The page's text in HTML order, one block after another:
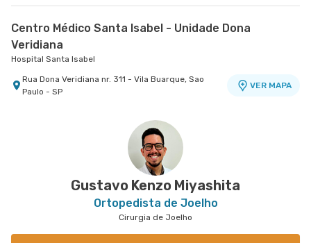
Centro Médico Santa Isabel - Unidade Dona
Veridiana
Hospital Santa Isabel
Rua Dona Veridiana nr. 311 - Vila Buarque, Sao
Paulo - SP
VER MAPA
Gustavo Kenzo Miyashita
Ortopedista de Joelho
Cirurgia de Joelho